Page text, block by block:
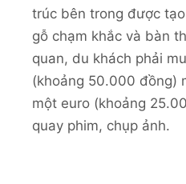
trúc bên trong được
gỗ chạm khắc và bàn
quan, du khách phải
(khoảng 50.000 đồng)
một euro (khoảng
quay phim, chụp ảnh.